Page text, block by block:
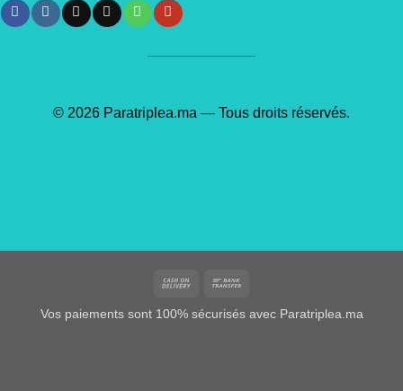
© 2026 Paratriplea.ma — Tous droits réservés.
Cash
Delivery
Vos paiements sont 100% sécurisés avec Paratriplea.ma